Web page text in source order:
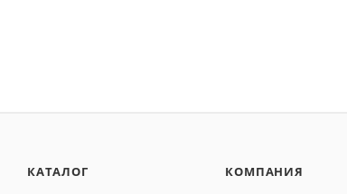
КАТАЛОГ КОМПАНИЯ